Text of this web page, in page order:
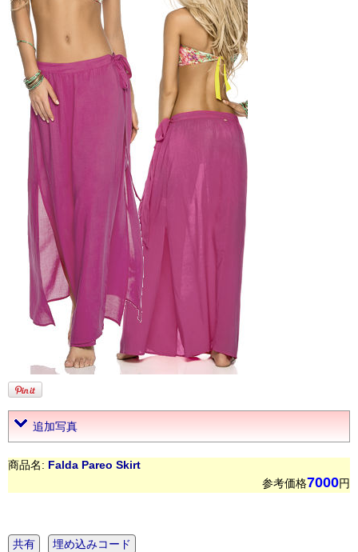
追加写真
商品名: Falda Pareo Skirt
参考価格7000円
共有 埋め込みコード